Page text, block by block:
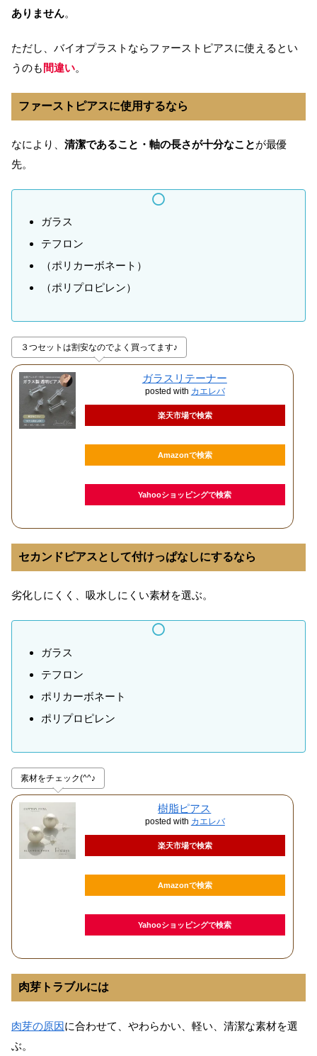
ありません。
ただし、バイオプラストならファーストピアスに使えるとい
うのも 間違い。
ファーストピアスに使用するなら
なにより、 清潔であること・軸の長さが十分なことが最優
先。
ガラス
テフロン
（ポリカーボネート）
（ポリプロピレン）
３つセットは割安なのでよく買ってます♪
ガラスリテーナー
posted with カエレバ
楽天市場で検索
Amazonで検索
Yahooショッピングで検索
セカンドピアスとして付けっぱなしにするなら
劣化しにくく、吸水しにくい素材を選ぶ。
ガラス
テフロン
ポリカーボネート
ポリプロピレン
素材をチェック(^^♪
樹脂ピアス
posted with カエレバ
楽天市場で検索
Amazonで検索
Yahooショッピングで検索
肉芽トラブルには
肉芽の原因に合わせて、やわらかい、軽い、清潔な素材を選
ぶ。